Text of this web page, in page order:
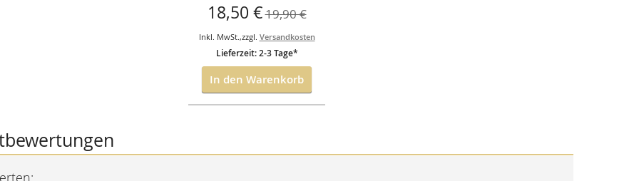
Sonderangebot
18,50 €19,90 €
Inkl. MwSt.,zzgl. Versandkosten
Lieferzeit: 2-3 Tage*
In den Warenkorb